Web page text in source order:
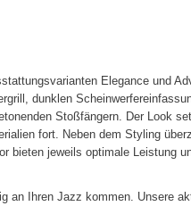
Elegance und
dunklen
Stoßfängern. Der Look
fort. Neben dem Styling
bieten jeweils optimale Leistung
an Ihren Jazz kommen. Unsere